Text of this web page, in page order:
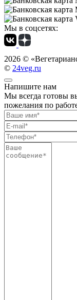
Мы в соцсетях:
2026 ©
© 24veg.ru
Напишите нам
Мы всегда готовы
пожелания по